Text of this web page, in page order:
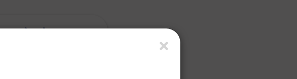
costituzione
it/golfs/267--